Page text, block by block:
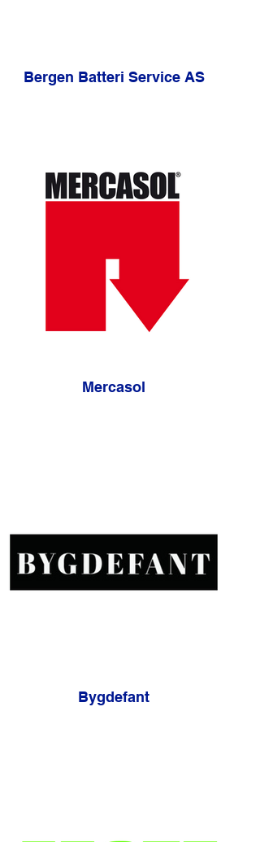
Bergen Batteri Service AS
Mercasol
Bygdefant